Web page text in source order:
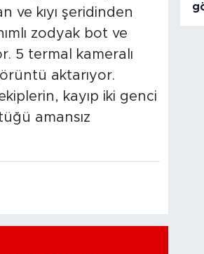
ve kıyı şeridinden
zodyak bot ve
5 termal kameralı
aktarıyor.
kayıp iki genci
amansız